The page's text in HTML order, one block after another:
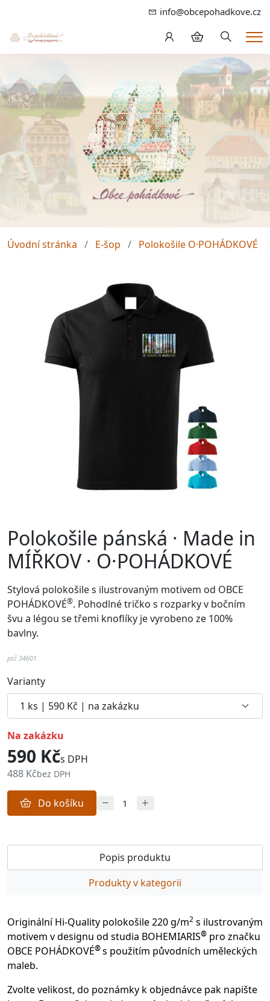
info@obcepohadkove.cz
Hledání
Úvodní stránka E-šop Polokošile O·POHÁDKOVÉ
Polokošile pánská · Made in
MÍŘKOV · O·POHÁDKOVÉ
Stylová polokošile s ilustrovaným motivem od OBCE
POHÁDKOVÉ®. Pohodlnétričko s rozparky v bočním
švu a légou se třemi knoflíky je vyrobeno ze 100%
bavlny.
psč 34601
Varianty
na zakázku
590 Kčs DPH
488 Kčbez DPH
Do košíku
Popis produktu
Produkty v kategorii
Originální Hi-Quality polokošile 220 g/m2 s ilustrovaným
motivem v designu od studia BOHEMIARIS® pro značku
OBCE POHÁDKOVÉ®s použitím původních uměleckých
maleb.
Zvolte velikost, do poznámky k objednávce pak napište